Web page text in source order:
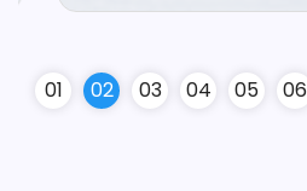
01 02 03 04 05 06